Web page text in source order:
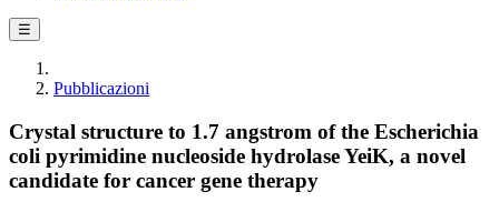
☰
Pubblicazioni
Crystal structure to 1.7 angstrom of the Escherichia
coli pyrimidine nucleoside hydrolase YeiK, a novel
candidate for cancer gene therapy